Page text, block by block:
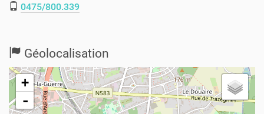
0475/800.339
Géolocalisation
+
-